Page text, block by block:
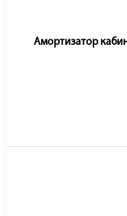
Амортизатор